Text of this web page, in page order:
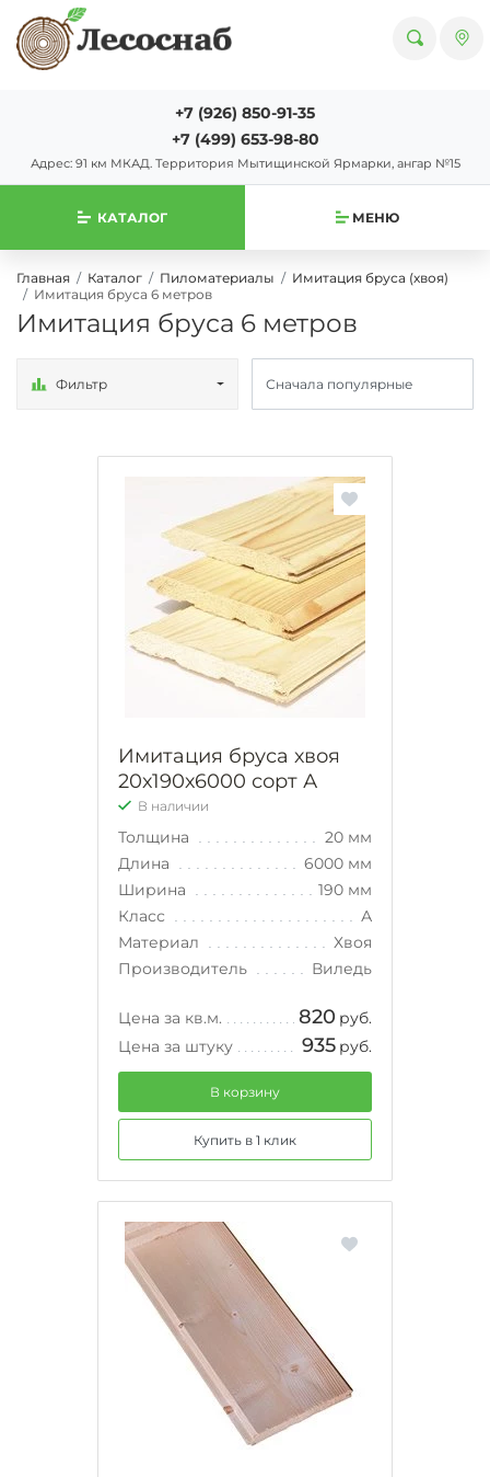
+7 (926) 850-91-35
+7 (499) 653-98-80
Адрес: 91 км МКАД. Территория Мытищинской Ярмарки, ангар №15
КАТАЛОГ МЕНЮ
Главная Каталог Пиломатериалы
Имитация бруса (хвоя)
Имитация бруса 6 метров
Имитация бруса 6 метров
Фильтр
Имитация бруса хвоя
20х190х6000 сорт А
В наличии
Толщина
20 мм
Длина
6000 мм
Ширина
190 мм
Класс
А
Материал
Хвоя
Производитель
Виледь
Цена за кв.м. 820 руб.
Цена за штуку
935 руб.
В корзину
Купить в 1 клик